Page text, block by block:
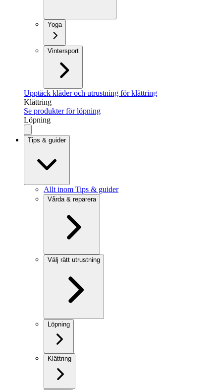
Yoga
Vintersport
Upptäck kläder och utrustning för klättring
Klättring
Se produkter för löpning
Löpning
Tips & guider
Allt inom Tips & guider
Vårda & reparera
Välj rätt utrustning
Löpning
Klättring